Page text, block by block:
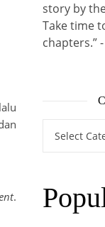
.
story by
Take time
chapters.” -